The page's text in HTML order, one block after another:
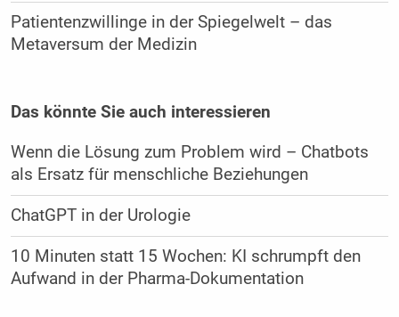
Patientenzwillinge in der Spiegelwelt – das
Metaversum der Medizin
Das könnte Sie auch interessieren
Wenn die Lösung zum Problem wird – Chatbots
als Ersatz für menschliche Beziehungen
ChatGPT in der Urologie
10 Minuten statt 15 Wochen: KI schrumpft den
Aufwand in der Pharma-Dokumentation